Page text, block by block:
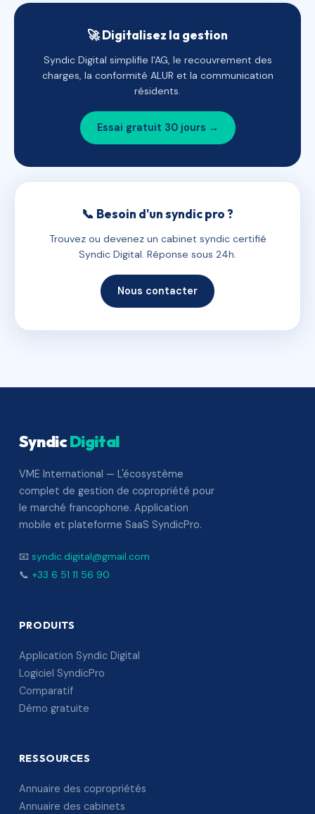
🚀 Digitalisez la gestion
Syndic Digital simplifie l'AG, le recouvrement des
charges, la conformité ALUR et la communication
résidents.
Essai gratuit 30 jours →
📞 Besoin d'un syndic pro ?
Trouvez ou devenez un cabinet syndic certifié
Syndic Digital. Réponse sous 24h.
Nous contacter
SyndicDigital
VME International — L'écosystème
complet de gestion de copropriété pour
le marché francophone. Application
mobile et plateforme SaaS SyndicPro.
📧 syndic.digital@gmail.com
📞 +33 6 51 11 56 90
PRODUITS
Application Syndic Digital
Logiciel SyndicPro
Comparatif
Démo gratuite
RESSOURCES
Annuaire des copropriétés
Annuaire des cabinets